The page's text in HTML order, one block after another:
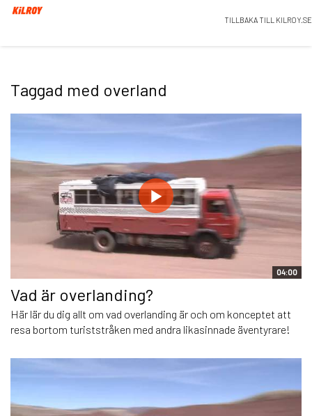
TILLBAKA TILL KILROY.SE
Taggad med overland
04:00
Vad är overlanding?
Här lär du dig allt om vad overlanding är och om konceptet att
resa bortom turiststråken med andra likasinnade äventyrare!